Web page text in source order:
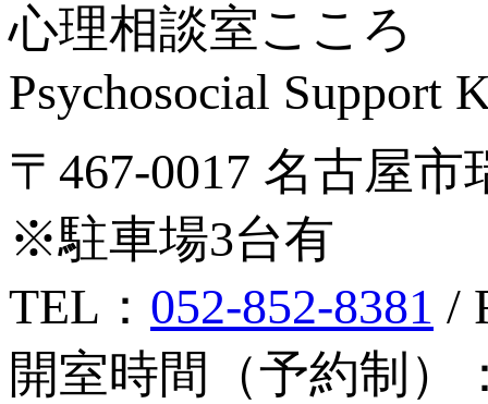
心理相談室こころ
Psychosocial Support
〒467-0017 名古屋
※駐車場3台有
TEL： 052-852-8381 /
開室時間（予約制